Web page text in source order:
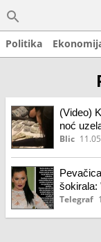
Politika
(Video)
noć
hteo da
Blic
šokirala:
Telegraf